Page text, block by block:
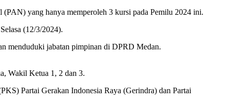
yang hanya memperoleh 3 kursi pada Pemilu 2024 ini.
(12/3/2024).
menduduki jabatan pimpinan di DPRD Medan.
Wakil Ketua 1, 2 dan 3.
Partai Gerakan Indonesia Raya (Gerindra) dan Partai